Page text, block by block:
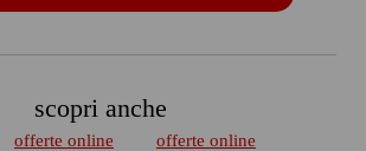
scopri anche
offerte online
offerte online